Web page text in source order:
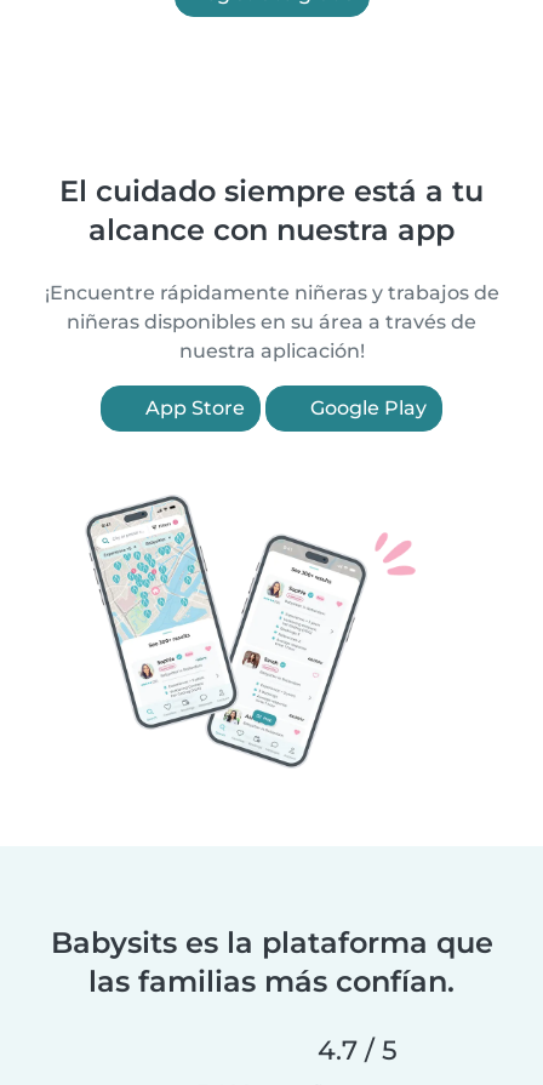
El cuidado siempre está a tu
alcance con nuestra app
¡Encuentre rápidamente niñeras y trabajos de
niñeras disponibles en su área a través de
nuestra aplicación!
App Store Google Play
Babysits es la plataforma que
las familias más confían.
4.7 / 5